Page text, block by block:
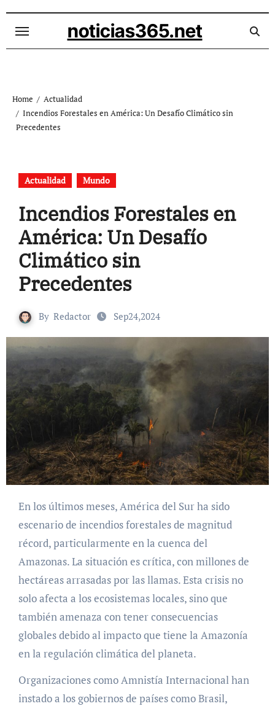
noticias365.net
Home
Actualidad
Incendios Forestales en América: Un Desafío Climático sin
Precedentes
Actualidad Mundo
Incendios Forestales en
América: Un Desafío
Climático sin
Precedentes
By Redactor Sep24,2024
En los últimos meses, América del Sur ha sido
escenario de incendios forestales de magnitud
récord, particularmente en la cuenca del
Amazonas. La situación es crítica, con millones de
hectáreas arrasadas por las llamas. Esta crisis no
solo afecta a los ecosistemas locales, sino que
también amenaza con tener consecuencias
globales debido al impacto que tiene la Amazonía
en la regulación climática del planeta.
Organizaciones como Amnistía Internacional han
instado a los gobiernos de países como Brasil,